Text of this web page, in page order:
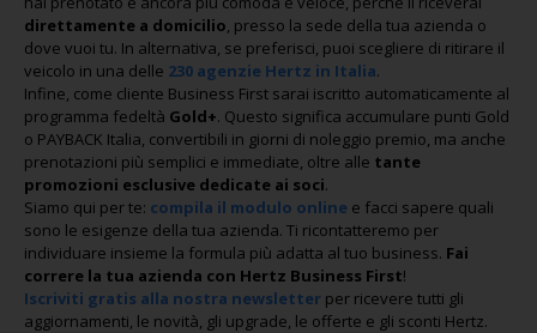
direttamente a domicilio, presso la sede della tua azienda o
dove vuoi tu. In alternativa, se preferisci, puoi scegliere di ritirare il
veicolo in una delle 230 agenzie Hertz in Italia.
Infine, come cliente Business First sarai iscritto automaticamente al
programma fedeltà Gold+. Questo significa accumulare punti Gold
o PAYBACK Italia, convertibili in giorni di noleggio premio, ma anche
prenotazioni più semplici e immediate, oltre alle tante
promozioni esclusive dedicate ai soci.
Siamo qui per te: compila il modulo online e facci sapere quali
sono le esigenze della tua azienda. Ti ricontatteremo per
individuare insieme la formula più adatta al tuo business. Fai
correre la tua azienda con Hertz Business First!
Iscriviti gratis alla nostra newsletter per ricevere tutti gli
aggiornamenti, le novità, gli upgrade, le offerte e gli sconti Hertz.